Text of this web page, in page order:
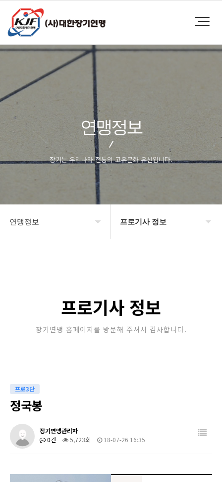
연맹정보
장기는 우리나라 전통의 고유문화 유산입니다.
연맹정보 프로기사 정보
자료실
프로기사 정보
장기연맹 홈페이지를 방문해 주셔서 감사합니다.
프로3단
정국봉
장기연맹관리자
0건
5,723회 18-07-26 16:35